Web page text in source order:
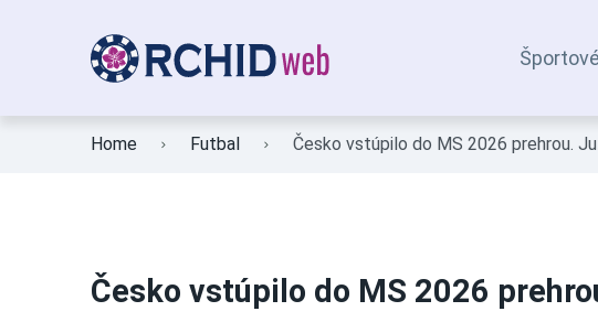
Home Futbal Česko vstúpilo do MS 2026 prehrou.
Česko vstúpilo do MS 2026